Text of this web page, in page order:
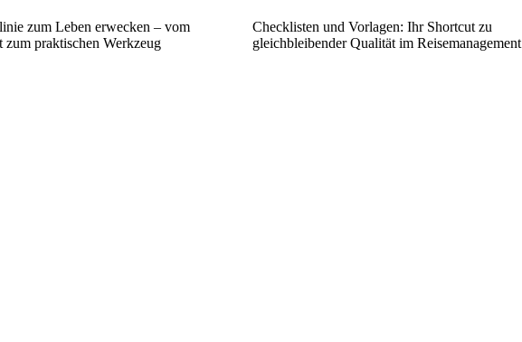
zum Leben erwecken – vom
zum praktischen Werkzeug
Checklisten und Vorlagen: Ihr Shortcut zu
gleichbleibender Qualität im Reisemanagement